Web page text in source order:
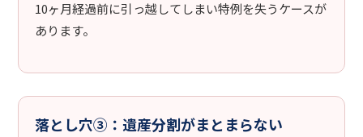
10ヶ月経過前に引っ越してしまい特例を失うケースが
あります。
落とし穴③：遺産分割がまとまらない